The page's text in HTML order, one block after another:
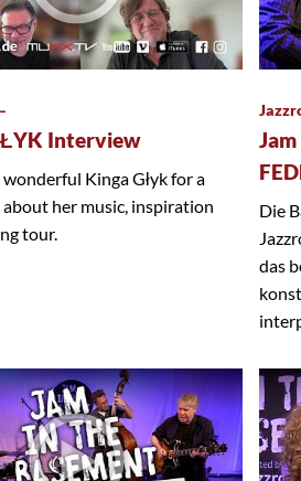
Interview
Kinga Głyk for a
her music, inspiration
tour.
Die
das